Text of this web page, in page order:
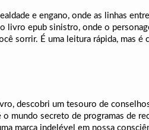
e engano, onde as linhas
livro epub sinistro, onde o
sorrir. É uma leitura rápida, mas é
descobri um tesouro de
mundo secreto de programas de
marca indelével em nossa